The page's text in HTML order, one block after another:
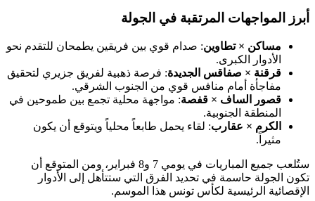
المرتقبة في الجولة
× تطاوين: صدام قوي بين فريقين يطمحان للتقدم نحو
الكبرى.
× صفاقس الجديدة : فرصة ذهبية لفريق جزيري لتحقيق
أمام منافس قوي من الجنوب الشرقي.
الساف × قفصة : مواجهة محلية تجمع بين طموحين في
الجنوبية.
× عقارب: لقاء يحمل طابعاً محلياً ويتوقع أن يكون
ستُلعب جميع المباريات في يومي 7 و8 فبراير، ومن المتوقع أن
حاسمة في تحديد الفرق التي ستتأهل إلى الأدوار
الرئيسية لكأس تونس هذا الموسم.